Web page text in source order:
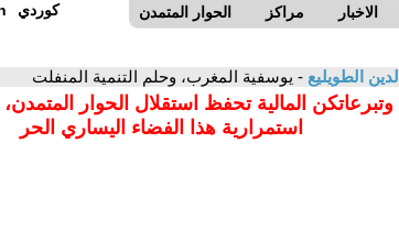
الحوار المتمدن مراكز الاخبار كوردي
الطويليع - يوسفية المغرب، وحلم التنمية المنفلت
وتبرعاتكن المالية تحفظ استقلال الحوار
استمرارية هذا الفضاء اليساري الحر